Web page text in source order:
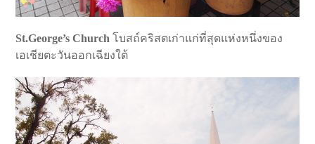
St.George’s Church โบสถ์คริสตเก่าแก่ที่สุดแห่งหนึ่งของ
เอเชียตะวันออกเฉียงใต้